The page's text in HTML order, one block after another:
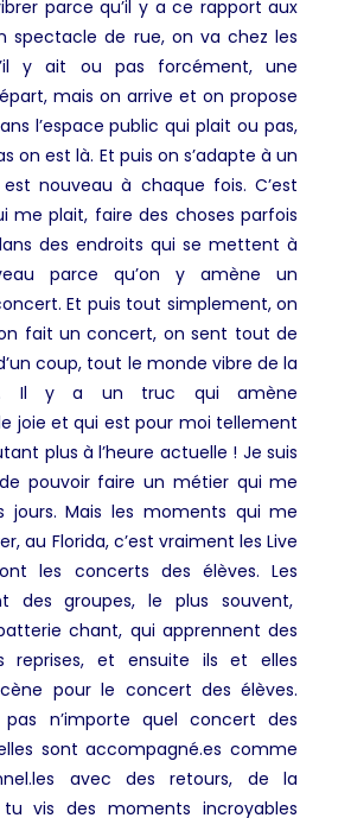
parce qu’il y a ce rapport aux
spectacle de rue, on va chez les
y ait ou pas forcément, une
mais on arrive et on propose
l’espace public qui plait ou pas,
on est là. Et puis on s’adapte à un
nouveau à chaque fois. C’est
me plait, faire des choses parfois
des endroits qui se mettent à
parce qu’on y amène un
Et puis tout simplement, on
fait un concert, on sent tout de
coup, tout le monde vibre de la
Il y a un truc qui amène
joie et qui est pour moi tellement
plus à l’heure actuelle ! Je suis
pouvoir faire un métier qui me
jours. Mais les moments qui me
au Florida, c’est vraiment lesLive
les concerts des élèves. Les
des groupes, le plus souvent,
chant, qui apprennent des
reprises, et ensuite ils et elles
pour le concert des élèves.
pas n’importe quel concert des
sont accompagné.es comme
avec des retours, de la
vis des moments incroyables